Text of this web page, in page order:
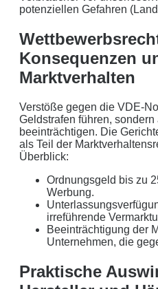
potenziellen Gefahren
Konsequenzen
Marktverhalten
Verstöße gegen die VDE-
Geldstrafen führen,
beeinträchtigen. Die
als Teil der
Überblick:
Ordnungsgeld bis zu
Werbung.
irreführende
Beeinträchtigung der
Unternehmen, die
Praktische